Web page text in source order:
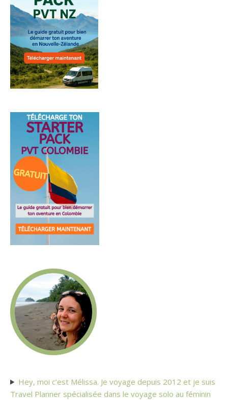
Hey, moi c’est Mélissa. Je voyage depuis 2012 et je suis
Travel Planner spécialisée dans le voyage solo au féminin